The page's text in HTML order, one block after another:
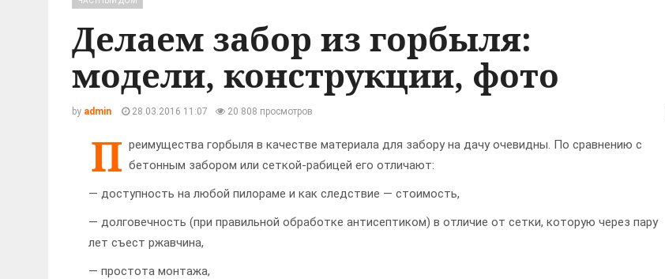
Делаем забор из горбыля:
модели, конструкции, фото
by admin 28.03.2016 11:07 20 808 просмотров
П реимущества горбыля в качестве материала для забору на дачу очевидны. По сравнению с
бетонным забором или сеткой-рабицей его отличают:
— доступность на любой пилораме и как следствие — стоимость,
— долговечность (при правильной обработке антисептиком) в отличие от сетки, которую через пару
лет съест ржавчина,
— простота монтажа,